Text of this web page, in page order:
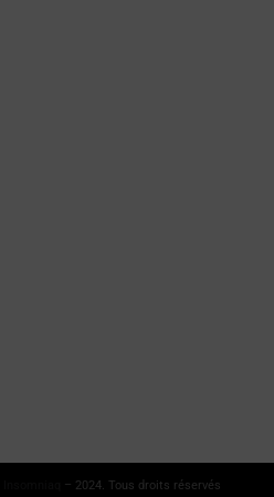
– 2024. Tous droits réservés